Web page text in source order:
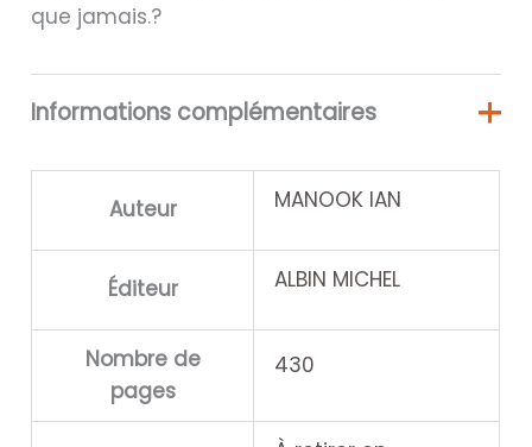
que jamais.?
Informations complémentaires
Auteur MANOOK IAN
Éditeur ALBIN MICHEL
Nombre de
pages
430